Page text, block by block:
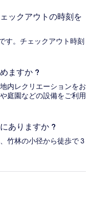
ックアウトの時刻を
す。チェックアウト時刻
ますか ?
内レクリエーションをお
庭園などの設備をご利用
ありますか ?
竹林の小径から徒歩で 3